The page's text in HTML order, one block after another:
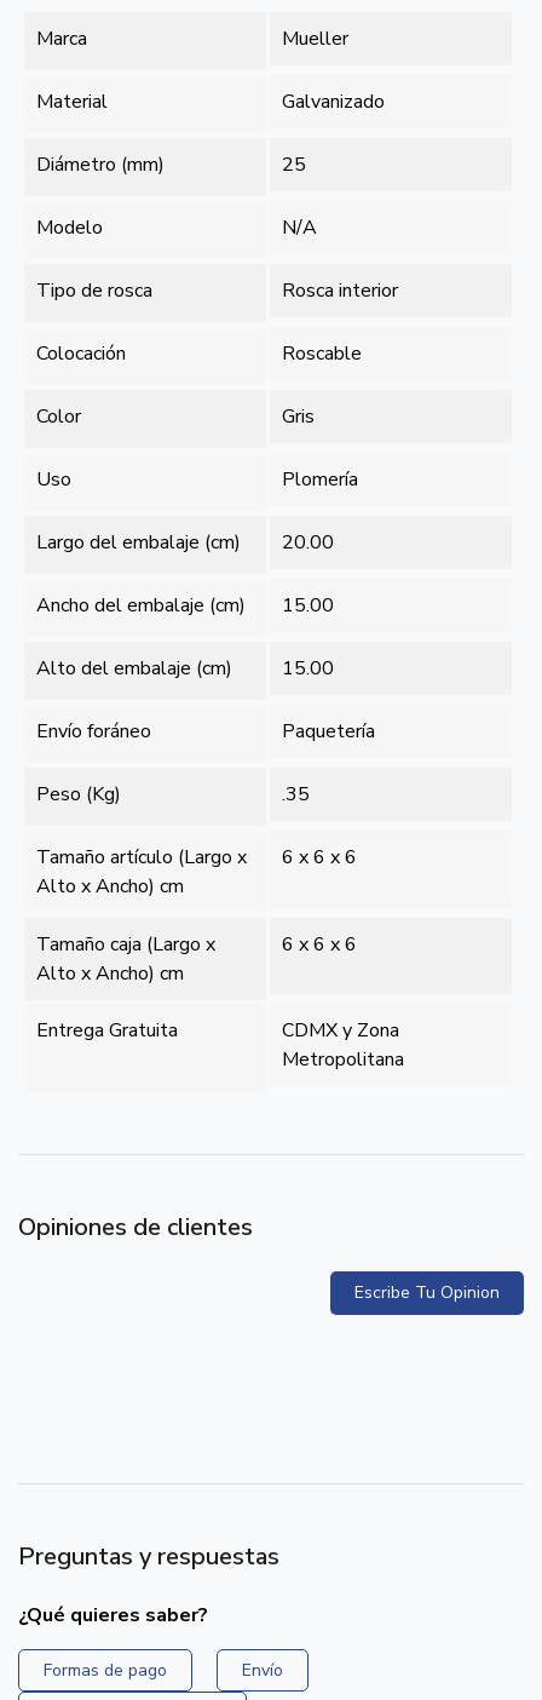
Marca Mueller
Material Galvanizado
Diámetro (mm) 25
Modelo N/A
Tipo de rosca Rosca interior
Colocación Roscable
Color Gris
Uso Plomería
Largo del embalaje (cm) 20.00
Ancho del embalaje (cm) 15.00
Alto del embalaje (cm) 15.00
Envío foráneo Paquetería
Peso (Kg) .35
Tamaño artículo (Largo x
Alto x Ancho) cm
6 x 6 x 6
Tamaño caja (Largo x
Alto x Ancho) cm
6 x 6 x 6
Entrega Gratuita
CDMX y Zona
Metropolitana
Opiniones de clientes
Escribe Tu Opinion
Preguntas y respuestas
¿Qué quieres saber?
Formas de pago
Envío